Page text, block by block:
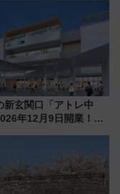
に注目 2026年夏は所
に行こう
新玄関口「アトレ中
年12月9日開業！新